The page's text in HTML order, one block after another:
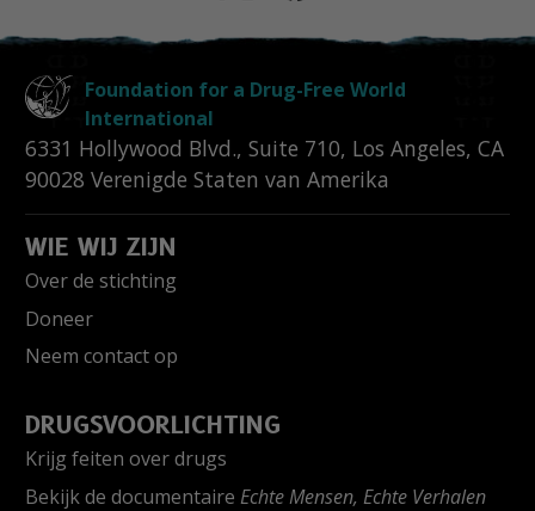
Foundation for a Drug-Free World
International
6331 Hollywood Blvd., Suite 710, Los Angeles, CA
90028 Verenigde Staten van Amerika
WIE WIJ ZIJN
Over de stichting
Doneer
Neem contact op
DRUGSVOORLICHTING
Krijg feiten over drugs
Bekijk de documentaire Echte Mensen, Echte Verhalen